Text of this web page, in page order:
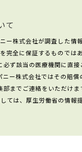
て
株式会社が調査した情
完全に保証するものではあ
ず該当の医療機関に直接
ー株式会社ではその賠償
までご連絡をいただけま
は、厚生労働省の情報